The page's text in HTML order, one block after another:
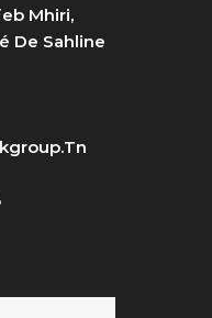
Mhiri,
De Sahline